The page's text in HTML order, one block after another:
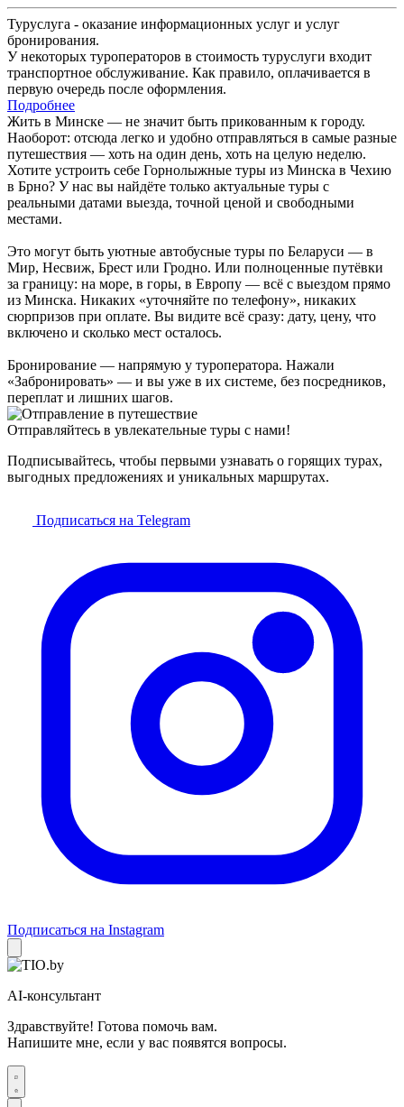
Туруслуга - оказание информационных услуг и услуг
бронирования.
У некоторых туроператоров в стоимость туруслуги входит
транспортное обслуживание. Как правило, оплачивается в
первую очередь после оформления.
Подробнее
Жить в Минске — не значит быть прикованным к городу.
Наоборот: отсюда легко и удобно отправляться в самые разные
путешествия — хоть на один день, хоть на целую неделю.
Хотите устроить себе Горнолыжные туры из Минска в Чехию
в Брно? У нас вы найдёте только актуальные туры с
реальными датами выезда, точной ценой и свободными
местами.
Это могут быть уютные автобусные туры по Беларуси — в
Мир, Несвиж, Брест или Гродно. Или полноценные путёвки
за границу: на море, в горы, в Европу — всё с выездом прямо
из Минска. Никаких «уточняйте по телефону», никаких
сюрпризов при оплате. Вы видите всё сразу: дату, цену, что
включено и сколько мест осталось.
Бронирование — напрямую у туроператора. Нажали
«Забронировать» — и вы уже в их системе, без посредников,
переплат и лишних шагов.
Отправляйтесь в увлекательные туры с нами!
Подписывайтесь, чтобы первыми узнавать о горящих турах,
выгодных предложениях и уникальных маршрутах.
Подписаться на Telegram
Подписаться на Instagram
AI-консультант
Здравствуйте! Готова помочь вам.
Напишите мне, если у вас появятся вопросы.